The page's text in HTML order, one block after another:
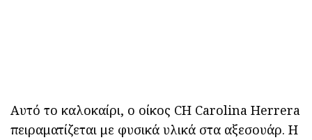
Αυτό το καλοκαίρι, ο οίκος CH Carolina Herrera
πειραματίζεται με φυσικά υλικά στα αξεσουάρ. Η